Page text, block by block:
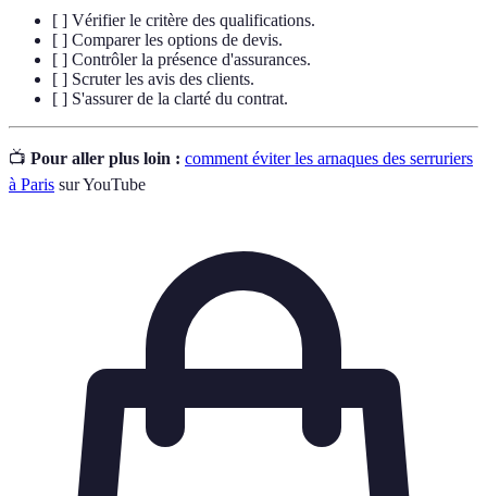
[ ] Vérifier le critère des qualifications.
[ ] Comparer les options de devis.
[ ] Contrôler la présence d'assurances.
[ ] Scruter les avis des clients.
[ ] S'assurer de la clarté du contrat.
📺 Pour aller plus loin : comment éviter les arnaques des serruriers
à Paris sur YouTube